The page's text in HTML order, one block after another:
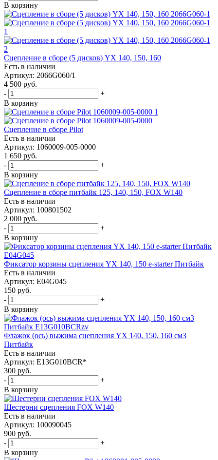
В корзину
Сцепление в сборе (5 дисков) YX 140, 150, 160
Есть в наличии
Артикул: 2066G060/1
4 500 руб.
-
+
В корзину
Сцепление в сборе Pilot
Есть в наличии
Артикул: 1060009-005-0000
1 650 руб.
-
+
В корзину
Сцепление в сборе питбайк 125, 140, 150, FOX W140
Есть в наличии
Артикул: 100801502
2 000 руб.
-
+
В корзину
Фиксатор корзины сцепления YX 140, 150 e-starter Питбайк
Есть в наличии
Артикул: E04G045
150 руб.
-
+
В корзину
Флажок (ось) выжима сцепления YX 140, 150, 160 см3
Питбайк
Есть в наличии
Артикул: E13G010BCR*
300 руб.
-
+
В корзину
Шестерни сцепления FOX W140
Есть в наличии
Артикул: 100090045
900 руб.
-
+
В корзину